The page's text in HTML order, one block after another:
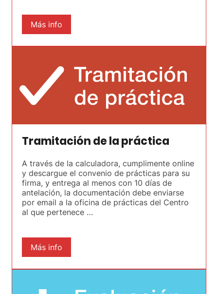
Más info
Tramitación de la práctica
A través de la calculadora, cumplimente online
y descargue el convenio de prácticas para su
firma, y entrega al menos con 10 días de
antelación, la documentación debe enviarse
por email a la oficina de prácticas del Centro
al que pertenece …
Más info